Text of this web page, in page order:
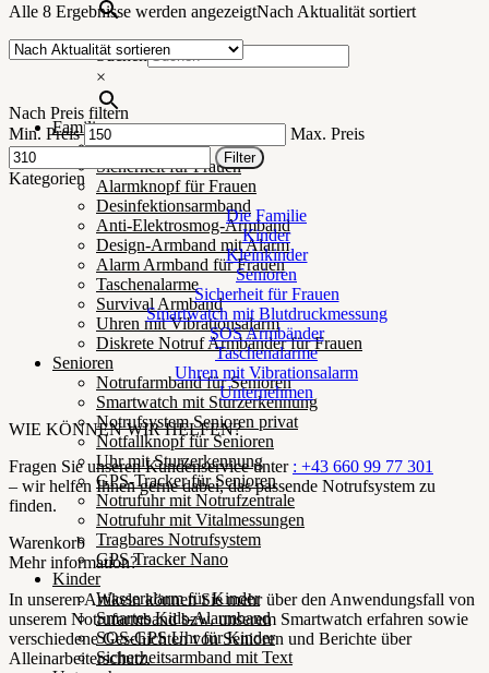
Suchen
×
Familie
SOS Armbänder
Sicherheit für Frauen
Alarmknopf für Frauen
Desinfektionsarmband
Anti-Elektrosmog-Armband
Design-Armband mit Alarm
Alarm Armband für Frauen
Taschenalarme
Survival Armband
Uhren mit Vibrationsalarm
Diskrete Notruf Armbänder für Frauen
Senioren
Notrufarmband für Senioren
Smartwatch mit Sturzerkennung
Notrufsystem Senioren privat
Notfallknopf für Senioren
Uhr mit Sturzerkennung
GPS-Tracker für Senioren
Notrufuhr mit Notrufzentrale
Notrufuhr mit Vitalmessungen
Tragbares Notrufsystem
GPS Tracker Nano
Kinder
Wasseralarm für Kinder
Smartes Kids-Alarmband
SOS-GPS Uhr für Kinder
Sicherheitsarmband mit Text
Alle 8 Ergebnisse werden angezeigtNach Aktualität sortiert
Nach Preis filtern
Min. Preis
Max. Preis
Filter
Kategorien
Die Familie
Kinder
Kleinkinder
Senioren
Sicherheit für Frauen
Smartwatch mit Blutdruckmessung
SOS Armbänder
Taschenalarme
Uhren mit Vibrationsalarm
Unternehmen
WIE KÖNNEN WIR HELFEN?
Fragen Sie unseren Kundenservice unter : +43 660 99 77 301
– wir helfen Ihnen gerne dabei, das passende Notrufsystem zu
finden.
Warenkorb
Mehr information?
In unseren Artikeln können Sie mehr über den Anwendungsfall von
unserem Notrufarmband bzw. unserem Smartwatch erfahren sowie
verschiedene Geschichten von Senioren und Berichte über
Alleinarbeiterschutz.